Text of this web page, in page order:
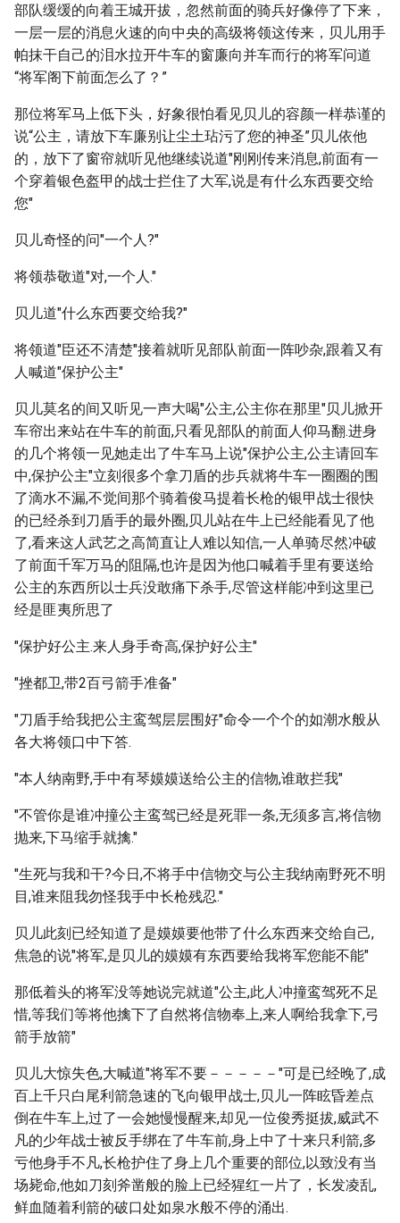
部队缓缓的向着王城开拔，忽然前面的骑兵好像停了下来，
一层一层的消息火速的向中央的高级将领这传来，贝儿用手
帕抹干自己的泪水拉开牛车的窗廉向并车而行的将军问道
“将军阁下前面怎么了？”
那位将军马上低下头，好象很怕看见贝儿的容颜一样恭谨的
说“公主，请放下车廉别让尘土玷污了您的神圣”贝儿依他
的，放下了窗帘就听见他继续说道"刚刚传来消息,前面有一
个穿着银色盔甲的战士拦住了大军,说是有什么东西要交给
您"
贝儿奇怪的问"一个人?"
将领恭敬道"对,一个人."
贝儿道"什么东西要交给我?"
将领道"臣还不清楚"接着就听见部队前面一阵吵杂,跟着又有
人喊道"保护公主"
贝儿莫名的间又听见一声大喝"公主,公主你在那里"贝儿掀开
车帘出来站在牛车的前面,只看见部队的前面人仰马翻.进身
的几个将领一见她走出了牛车马上说"保护公主,公主请回车
中,保护公主"立刻很多个拿刀盾的步兵就将牛车一圈圈的围
了滴水不漏,不觉间那个骑着俊马提着长枪的银甲战士很快
的已经杀到刀盾手的最外圈,贝儿站在牛上已经能看见了他
了,看来这人武艺之高简直让人难以知信,一人单骑尽然冲破
了前面千军万马的阻隔,也许是因为他口喊着手里有要送给
公主的东西所以士兵没敢痛下杀手,尽管这样能冲到这里已
经是匪夷所思了
"保护好公主.来人身手奇高,保护好公主"
"挫都卫,带2百弓箭手准备"
"刀盾手给我把公主鸾驾层层围好"命令一个个的如潮水般从
各大将领口中下答.
"本人纳南野,手中有琴嫫嫫送给公主的信物,谁敢拦我"
"不管你是谁冲撞公主鸾驾已经是死罪一条,无须多言,将信物
抛来,下马缩手就擒."
"生死与我和干?今日,不将手中信物交与公主我纳南野死不明
目,谁来阻我勿怪我手中长枪残忍."
贝儿此刻已经知道了是嫫嫫要他带了什么东西来交给自己,
焦急的说"将军,是贝儿的嫫嫫有东西要给我将军您能不能"
那低着头的将军没等她说完就道"公主,此人冲撞鸾驾死不足
惜,等我们等将他擒下了自然将信物奉上,来人啊给我拿下,弓
箭手放箭"
贝儿大惊失色,大喊道"将军不要－－－－－"可是已经晚了,成
百上千只白尾利箭急速的飞向银甲战士,贝儿一阵眩昏差点
倒在牛车上,过了一会她慢慢醒来,却见一位俊秀挺拔,威武不
凡的少年战士被反手绑在了牛车前,身上中了十来只利箭,多
亏他身手不凡,长枪护住了身上几个重要的部位,以致没有当
场毙命,他如刀刻斧凿般的脸上已经猩红一片了，长发凌乱,
鲜血随着利箭的破口处如泉水般不停的涌出.